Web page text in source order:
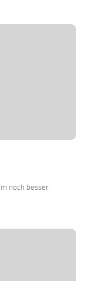
noch besser